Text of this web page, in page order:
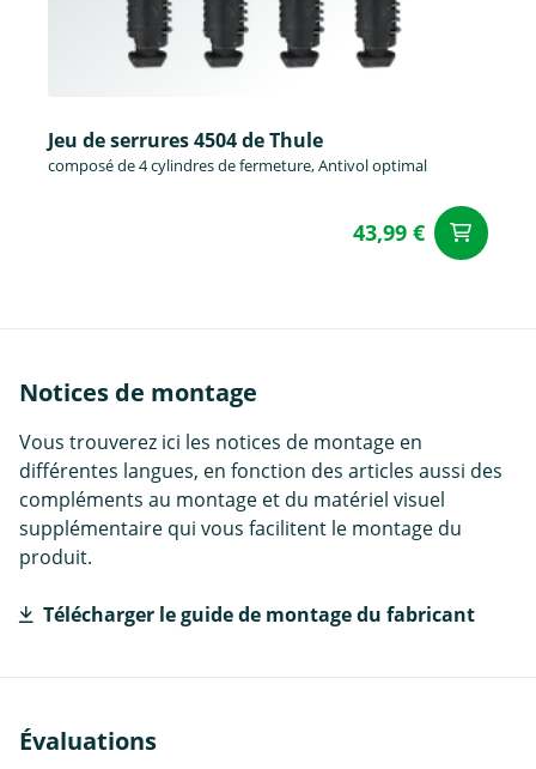
Jeu de serrures 4504 de Thule
composé de 4 cylindres de fermeture, Antivol optimal
43,99 €
Notices de montage
Vous trouverez ici les notices de montage en
différentes langues, en fonction des articles aussi des
compléments au montage et du matériel visuel
supplémentaire qui vous facilitent le montage du
produit.
Télécharger le guide de montage du fabricant
Évaluations